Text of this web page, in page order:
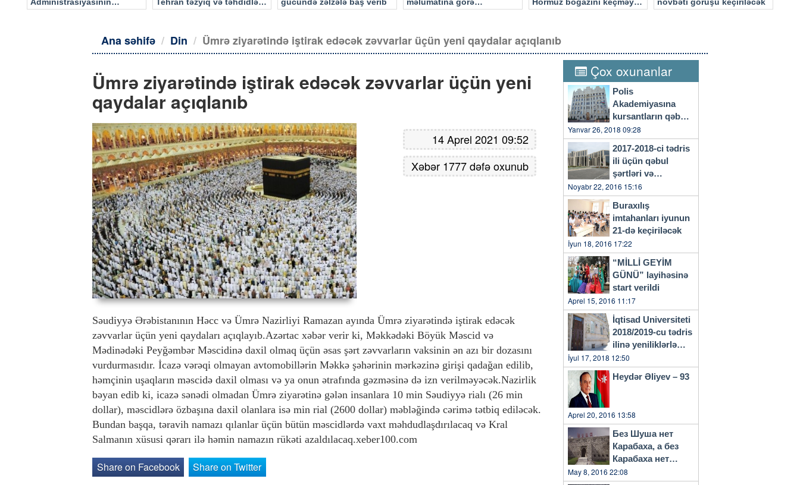
Ana səhifə Din Ümrə ziyarətində iştirak edəcək zəvvarlar üçün yeni qaydalar açıqlanıb
Ümrə ziyarətində iştirak edəcək zəvvarlar üçün yeni
qaydalar açıqlanıb
14 Aprel 2021 09:52
Xəbər 1777 dəfə oxunub
Səudiyyə Ərəbistanının Həcc və Ümrə Nazirliyi Ramazan ayında Ümrə ziyarətində iştirak edəcək
zəvvarlar üçün yeni qaydaları açıqlayıb.Azərtac xəbər verir ki, Məkkədəki Böyük Məscid və
Mədinədəki Peyğəmbər Məscidinə daxil olmaq üçün əsas şərt zəvvarların vaksinin ən azı bir dozasını
vurdurmasıdır. İcazə vərəqi olmayan avtomobillərin Məkkə şəhərinin mərkəzinə girişi qadağan edilib,
həmçinin uşaqların məscidə daxil olması və ya onun ətrafında gəzməsinə də izn verilməyəcək.Nazirlik
bəyan edib ki, icazə sənədi olmadan Ümrə ziyarətinə gələn insanlara 10 min Səudiyyə rialı (26 min
dollar), məscidlərə özbaşına daxil olanlara isə min rial (2600 dollar) məbləğində cərimə tətbiq ediləcək.
Bundan başqa, təravih namazı qılanlar üçün bütün məscidlərdə vaxt məhdudlaşdırılacaq və Kral
Salmanın xüsusi qərarı ilə həmin namazın rükəti azaldılacaq.xeber100.com
Share on Facebook Share on Twitter
Çox oxunanlar
Polis
Akademiyasına
kursantların qəbulu
başlayıb
Yanvar 26, 2018 09:28
2017-2018-ci tədris
ili üçün qəbul
şərtləri və
qaydaları…
Noyabr 22, 2016 15:16
Buraxılış
imtahanları iyunun
21-də keçiriləcək
İyun 18, 2016 17:22
“MİLLİ GEYİM
GÜNÜ” layihəsinə
start verildi
Aprel 15, 2016 11:17
İqtisad Universiteti
2018/2019-cu tədris
ilinə yeniliklərlə
başlayacaq
İyul 17, 2018 12:50
Heydər Əliyev – 93
Aprel 20, 2016 13:58
Без Шуша нет
Карабаха, а без
Карабаха нет
Азербайджана…
May 8, 2016 22:08